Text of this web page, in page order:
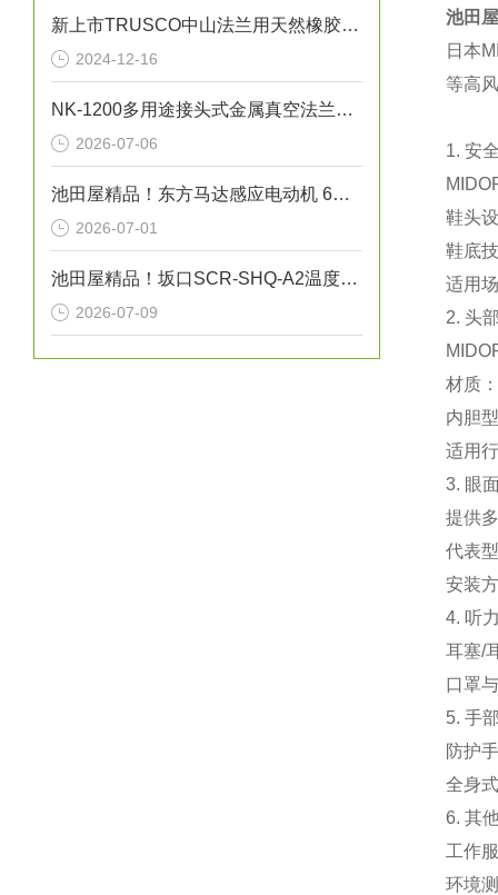
新上市TRUSCO中山法兰用天然橡胶内填料3T X10K(20K)-65A(RF)
2024-12-16
NK-1200多用途接头式金属真空法兰软管技术参数与应用解析
2026-07-06
池田屋精品！东方马达感应电动机 6W型 参数介绍
2026-07-01
池田屋精品！坂口SCR-SHQ-A2温度控制器技术参数
2026-07-09
池田
日本
等高
1. 安
鞋头
鞋底
适用
2. 头
材质‌
内胆
适用
3. 眼
提供
代表
安装
4. 听
耳塞/
口罩
5. 手
防护
全身
6. 其
工作
环境